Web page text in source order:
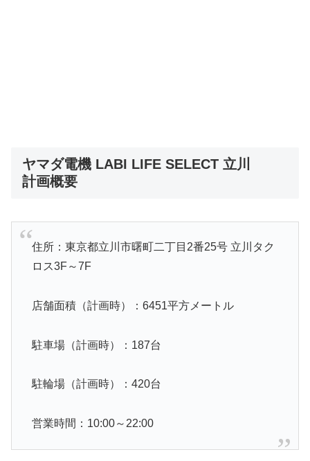
ヤマダ電機 LABI LIFE SELECT 立川
計画概要
住所：東京都立川市曙町二丁目2番25号 立川タク
ロス3F～7F
店舗面積（計画時）：6451平方メートル
駐車場（計画時）：187台
駐輪場（計画時）：420台
営業時間：10:00～22:00